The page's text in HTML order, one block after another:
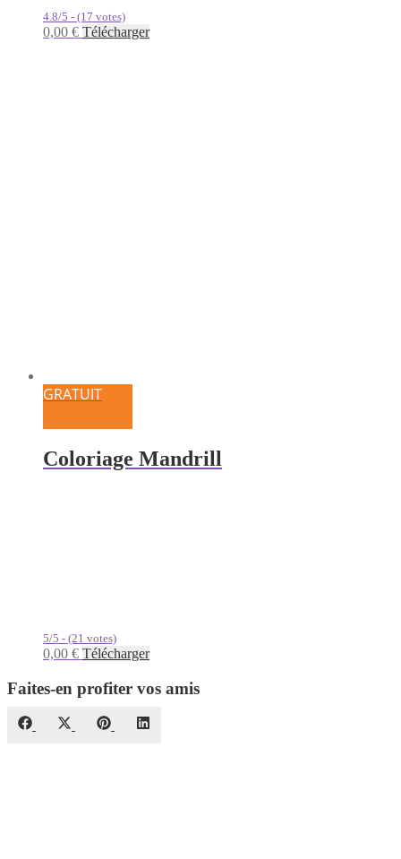
4.8/5 - (17 votes)
0,00 € Télécharger
GRATUIT
Coloriage Mandrill
5/5 - (21 votes)
0,00 € Télécharger
Faites-en profiter vos amis
Share
FacebookShare
Share
Pinterest